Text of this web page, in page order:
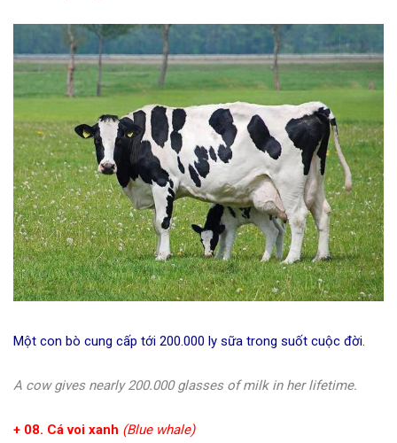
Một con bò cung cấp tới 200.000 ly sữa trong suốt cuộc đời.
A cow gives nearly 200.000 glasses of milk in her lifetime.
+ 08. Cá voi xanh (Blue whale)